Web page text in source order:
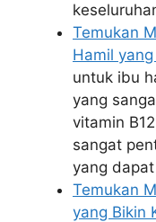
Temukan
Hamil
untuk ibu
yang
vitamin
sangat
yang
Temukan
yang Bikin